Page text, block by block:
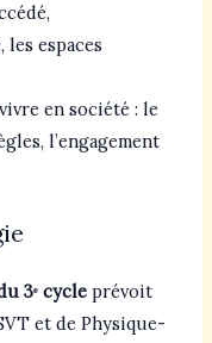
les espaces
en société : le
l’engagement
3ᵉ cycleprévoit
et de Physique-